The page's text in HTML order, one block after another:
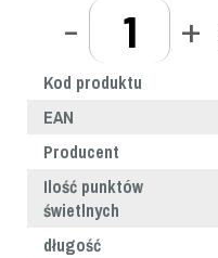
- +
Kod produktu
EAN
Producent
Ilość punktów
świetlnych
długość